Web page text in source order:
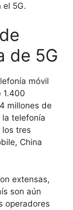
el 5G.
de 5G
móvil
1.400
millones de
la telefonía
los tres
China
extensas,
son aún
operadores